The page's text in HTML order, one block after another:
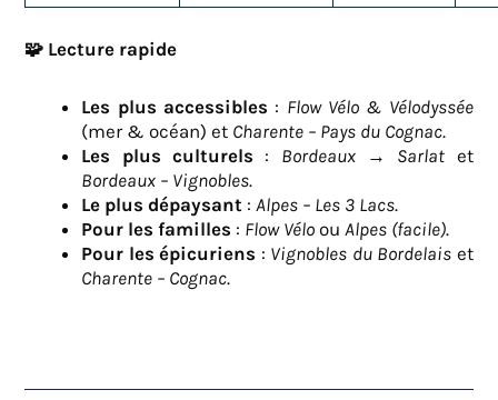
🧩 Lecture rapide
Les plus accessibles : Flow Vélo & Vélodyssée
(mer & océan) et Charente – Pays du Cognac.
Les plus culturels : Bordeaux → Sarlat et
Bordeaux – Vignobles.
Le plus dépaysant : Alpes – Les 3 Lacs.
Pour les familles : Flow Vélo ou Alpes (facile).
Pour les épicuriens : Vignobles du Bordelais et
Charente – Cognac.